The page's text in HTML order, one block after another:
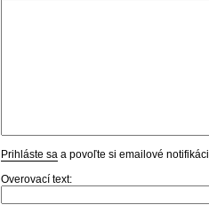
Prihláste sa a povoľte si emailové
Overovací text: